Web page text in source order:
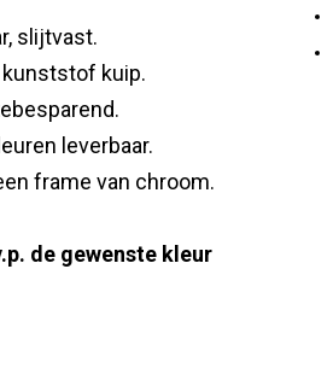
slijtvast.
kuip.
leverbaar.
frame van chroom.
de gewenste kleur